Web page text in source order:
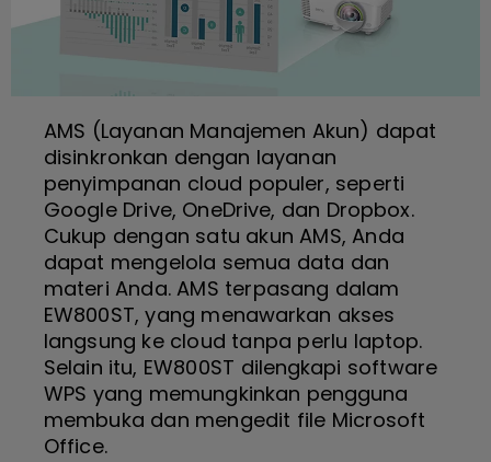
AMS (Layanan Manajemen Akun) dapat
disinkronkan dengan layanan
penyimpanan cloud populer, seperti
Google Drive, OneDrive, dan Dropbox.
Cukup dengan satu akun AMS, Anda
dapat mengelola semua data dan
materi Anda. AMS terpasang dalam
EW800ST, yang menawarkan akses
langsung ke cloud tanpa perlu laptop.
Selain itu, EW800ST dilengkapi software
WPS yang memungkinkan pengguna
membuka dan mengedit file Microsoft
Office.